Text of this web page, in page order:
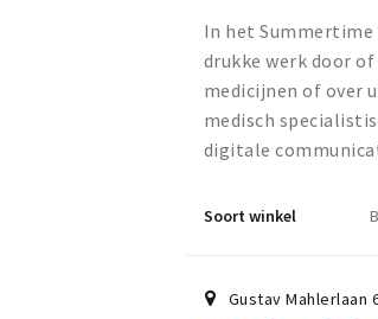
In het Summertime
drukke werk door
medicijnen of over
medisch
digitale
Soort winkel
Gustav Mahlerlaan